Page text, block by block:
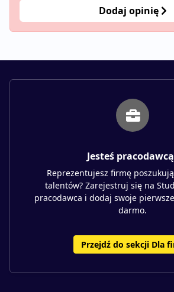
Dodaj opinię
Jesteś
Reprezentujesz firmę
talentów? Zarejestruj się na
pracodawca i dodaj swoje
darmo.
Przejdź do sekcji Dla